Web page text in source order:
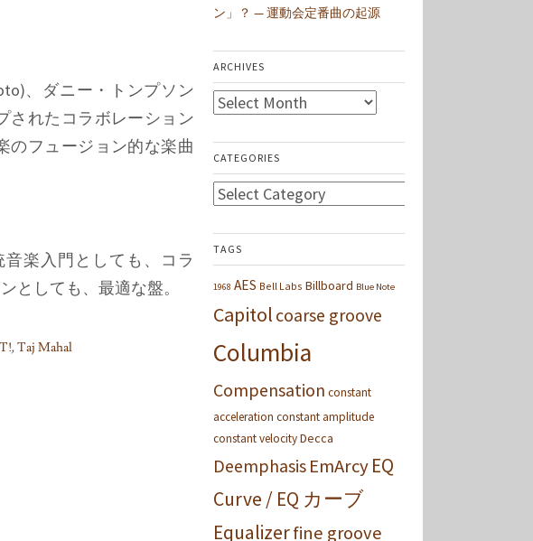
、ダニー・トンプソン
されたコラボレーション
のフュージョン的な楽曲
楽入門としても、コラ
としても、最適な盤。
,Taj Mahal
ン」？ — 運動会定番曲の起源
ARCHIVES
Archives
CATEGORIES
Categories
TAGS
1968 AES Bell Labs Billboard Blue Note
Capitol coarse groove
Columbia
Compensation constant
acceleration constant amplitude
constant velocityDecca
Deemphasis EmArcyEQ
Curve / EQ カーブ
Equalizerfine groove